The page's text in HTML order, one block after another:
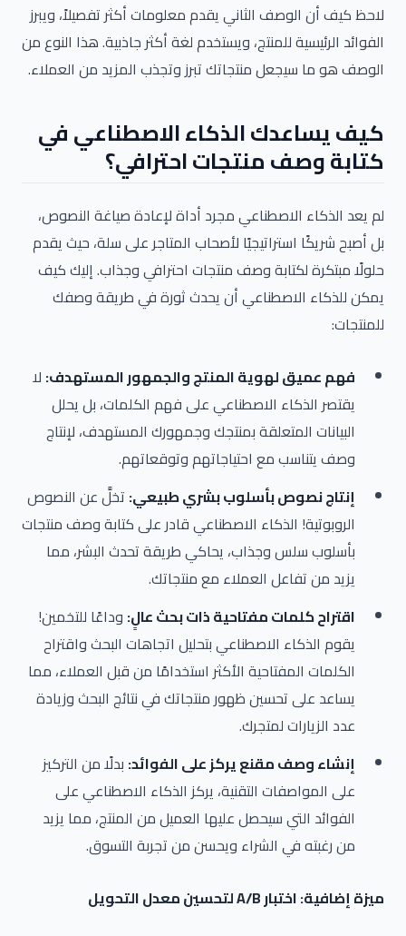
لاحظ كيف أن الوصف الثاني يقدم معلومات أكثر تفصيلاً، ويبرز
الفوائد الرئيسية للمنتج، ويستخدم لغة أكثر جاذبية. هذا النوع من
الوصف هو ما سيجعل منتجاتك تبرز وتجذب المزيد من العملاء.
كيف يساعدك الذكاء الاصطناعي في
كتابة وصف منتجات احترافي؟
لم يعد الذكاء الاصطناعي مجرد أداة لإعادة صياغة النصوص،
بل أصبح شريكًا استراتيجيًا لأصحاب المتاجر على سلة، حيث يقدم
حلولًا مبتكرة لكتابة وصف منتجات احترافي وجذاب. إليك كيف
يمكن للذكاء الاصطناعي أن يحدث ثورة في طريقة وصفك
للمنتجات:
فهم عميق لهوية المنتج والجمهور المستهدف: لا
يقتصر الذكاء الاصطناعي على فهم الكلمات، بل يحلل
البيانات المتعلقة بمنتجك وجمهورك المستهدف، لإنتاج
وصف يتناسب مع احتياجاتهم وتوقعاتهم.
إنتاج نصوص بأسلوب بشري طبيعي: تخلَّ عن النصوص
الروبوتية! الذكاء الاصطناعي قادر على كتابة وصف منتجات
بأسلوب سلس وجذاب، يحاكي طريقة تحدث البشر، مما
يزيد من تفاعل العملاء مع منتجاتك.
اقتراح كلمات مفتاحية ذات بحث عالٍ: وداعًا للتخمين!
يقوم الذكاء الاصطناعي بتحليل اتجاهات البحث واقتراح
الكلمات المفتاحية الأكثر استخدامًا من قبل العملاء، مما
يساعد على تحسين ظهور منتجاتك في نتائج البحث وزيادة
عدد الزيارات لمتجرك.
إنشاء وصف مقنع يركز على الفوائد: بدلًا من التركيز
على المواصفات التقنية، يركز الذكاء الاصطناعي على
الفوائد التي سيحصل عليها العميل من المنتج، مما يزيد
من رغبته في الشراء ويحسن من تجربة التسوق.
ميزة إضافية: اختبار A/B لتحسين معدل التحويل